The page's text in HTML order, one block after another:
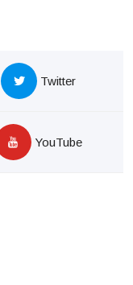
Twitter
YouTube